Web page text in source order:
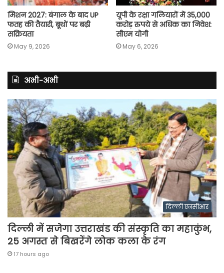
मिशन 2027: बंगाल के बाद UP
फतह की तैयारी, बूथों पर बढ़ी
सक्रियता
May 9, 2026
यूपी के रक्षा गलियारों में 35,000
करोड़ रुपये से अधिक का निवेश:
सीएम योगी
May 6, 2026
अभी-अभी
दिल्ली एनसीआर
दिल्ली में सजेगा उत्तराखंड की संस्कृति का महाकुंभ,
25 अगस्त से बिखरेंगे लोक कला के रंग
17 hours ago